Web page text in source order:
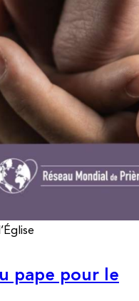
pape pour le